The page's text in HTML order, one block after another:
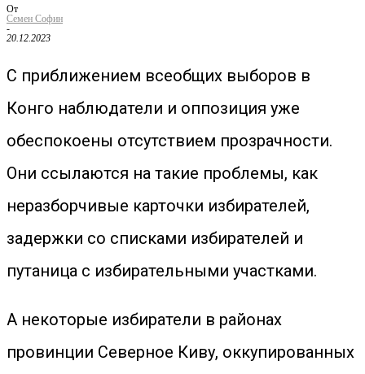
От
Семен Софин
-
20.12.2023
С приближением всеобщих выборов в
Конго наблюдатели и оппозиция уже
обеспокоены отсутствием прозрачности.
Они ссылаются на такие проблемы, как
неразборчивые карточки избирателей,
задержки со списками избирателей и
путаница с избирательными участками.
А некоторые избиратели в районах
провинции Северное Киву, оккупированных